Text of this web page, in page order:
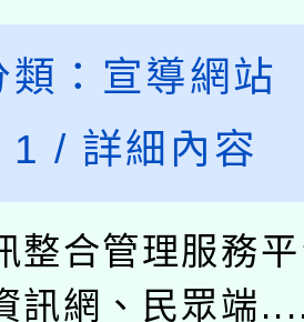
： 宣導網站
1 / 詳細內容
整合管理服務
訊網、民眾端